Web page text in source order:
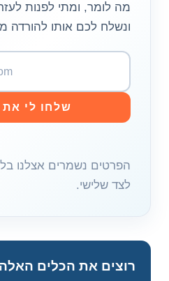
מה לומר, ומתי לפנות
ונשלח לכם אותו להורדה
שלחו לי
הפרטים נשמרים אצלנו
לצד שלישי.
רוצים את הכלים